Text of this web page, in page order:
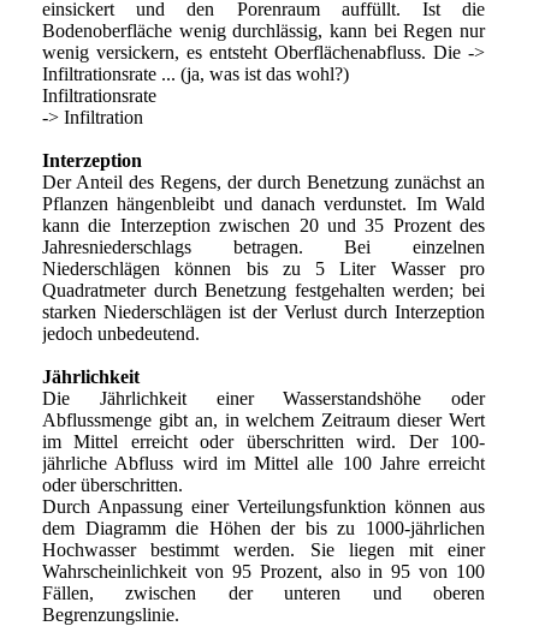
einsickert und den Porenraum auffüllt. Ist die
Bodenoberfläche wenig durchlässig, kann bei Regen nur
wenig versickern, es entsteht Oberflächenabfluss. Die ->
Infiltrationsrate ... (ja, was ist das wohl?)
Infiltrationsrate
-> Infiltration
Interzeption
Der Anteil des Regens, der durch Benetzung zunächst an
Pflanzen hängenbleibt und danach verdunstet. Im Wald
kann die Interzeption zwischen 20 und 35 Prozent des
Jahresniederschlags betragen. Bei einzelnen
Niederschlägen können bis zu 5 Liter Wasser pro
Quadratmeter durch Benetzung festgehalten werden; bei
starken Niederschlägen ist der Verlust durch Interzeption
jedoch unbedeutend.
Jährlichkeit
Die Jährlichkeit einer Wasserstandshöhe oder
Abflussmenge gibt an, in welchem Zeitraum dieser Wert
im Mittel erreicht oder überschritten wird. Der 100-
jährliche Abfluss wird im Mittel alle 100 Jahre erreicht
oder überschritten.
Durch Anpassung einer Verteilungsfunktion können aus
dem Diagramm die Höhen der bis zu 1000-jährlichen
Hochwasser bestimmt werden. Sie liegen mit einer
Wahrscheinlichkeit von 95 Prozent, also in 95 von 100
Fällen, zwischen der unteren und oberen
Begrenzungslinie.